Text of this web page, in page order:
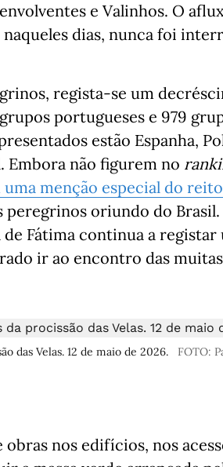
e Valinhos. O
dias, nunca foi
regista-se um
portugueses e 979
estão Espanha,
Embora não figurem no
menção especial do
oriundo do Brasil.
de Fátima continua a registar
ir ao encontro das
das Velas. 12 de maio de 2026. FOTO:
nos edifícios, nos